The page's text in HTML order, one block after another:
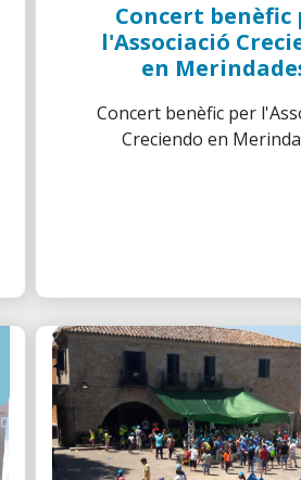
Concert benèfic
l'Associació
en
Concert benèfic per
Creciendo en